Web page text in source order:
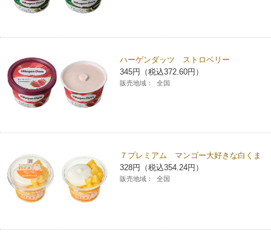
ハーゲンダッツ ストロベリー
345円（税込372.60円）
販売地域： 全国
７プレミアム マンゴー大好きな白くま
328円（税込354.24円）
販売地域： 全国